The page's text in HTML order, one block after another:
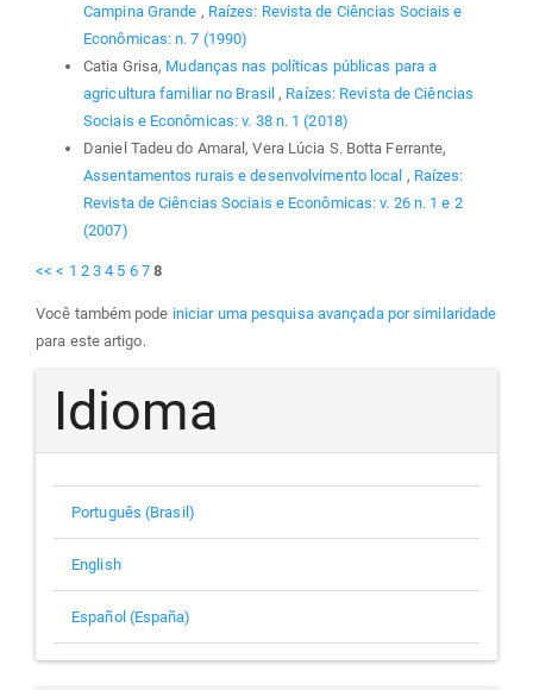
Campina Grande , Raízes: Revista de Ciências Sociais e
Econômicas: n. 7 (1990)
Catia Grisa, Mudanças nas políticas públicas para a
agricultura familiar no Brasil , Raízes: Revista de Ciências
Sociais e Econômicas: v. 38 n. 1 (2018)
Daniel Tadeu do Amaral, Vera Lúcia S. Botta Ferrante,
Assentamentos rurais e desenvolvimento local , Raízes:
Revista de Ciências Sociais e Econômicas: v. 26 n. 1 e 2
(2007)
<< < 1 2 3 4 5 6 7 8
Você também pode iniciar uma pesquisa avançada por similaridade
para este artigo.
Idioma
Português (Brasil)
English
Español (España)